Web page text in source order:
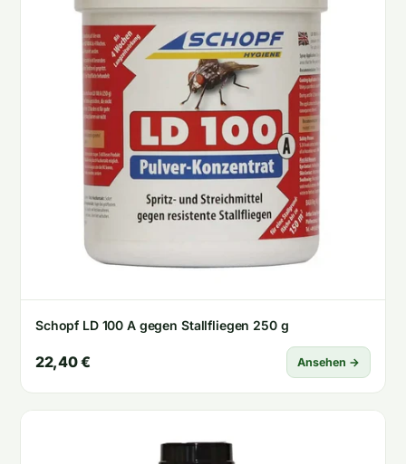
Schopf LD 100 A gegen Stallfliegen 250 g
22,40 € Ansehen →